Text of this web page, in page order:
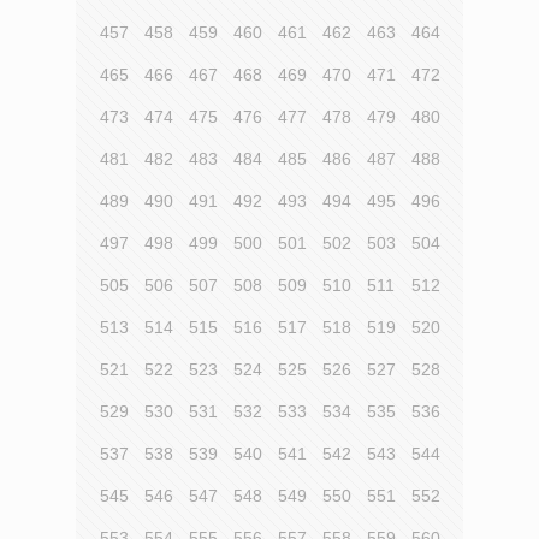
457 458 459 460 461 462 463 464
465 466 467 468 469 470 471 472
473 474 475 476 477 478 479 480
481 482 483 484 485 486 487 488
489 490 491 492 493 494 495 496
497 498 499 500 501 502 503 504
505 506 507 508 509 510 511 512
513 514 515 516 517 518 519 520
521 522 523 524 525 526 527 528
529 530 531 532 533 534 535 536
537 538 539 540 541 542 543 544
545 546 547 548 549 550 551 552